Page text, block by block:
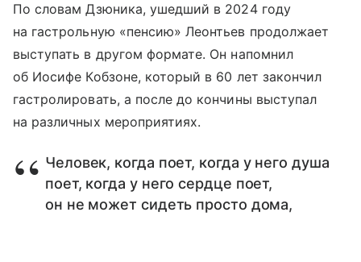
По словам Дзюника, ушедший в 2024 году
на гастрольную «пенсию» Леонтьев продолжает
выступать в другом формате. Он напомнил
об Иосифе Кобзоне, который в 60 лет закончил
гастролировать, а после до кончины выступал
на различных мероприятиях.
Человек, когда поет, когда у него душа
поет, когда у него сердце поет,
он не может сидеть просто дома,